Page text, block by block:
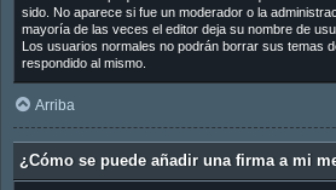
sido. No aparece si fue un moderador o la
mayoría de las veces el editor deja su nombre de
Los usuarios normales no podrán borrar sus temas
respondido al mismo.
Arriba
¿Cómo se puede añadir una firma a mi